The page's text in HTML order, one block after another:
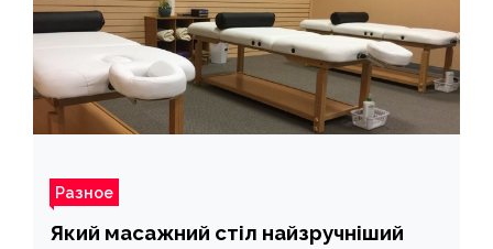
Разное
Який масажний стіл найзручніший